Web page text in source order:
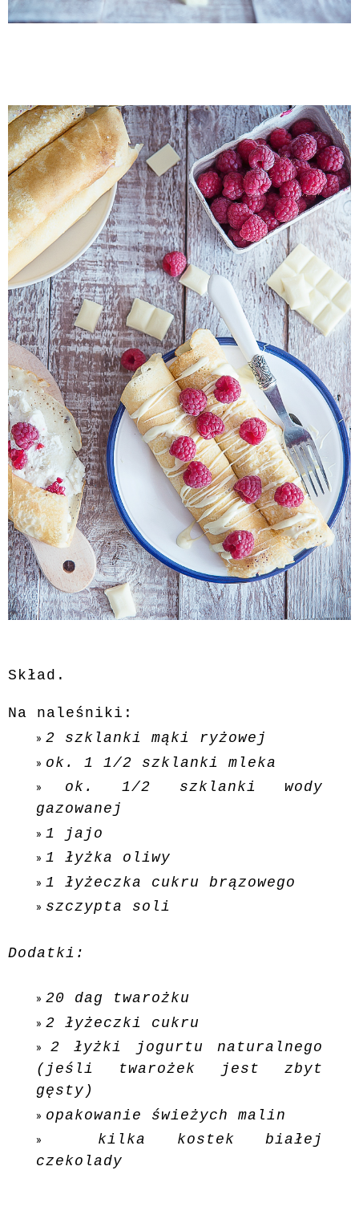
Skład.
Na naleśniki:
2 szklanki mąki ryżowej
ok. 1 1/2 szklanki mleka
ok. 1/2 szklanki wody
gazowanej
1 jajo
1 łyżka oliwy
1 łyżeczka cukru brązowego
szczypta soli
Dodatki:
20 dag twarożku
2 łyżeczki cukru
2 łyżki jogurtu naturalnego
(jeśli twarożek jest zbyt
gęsty)
opakowanie świeżych malin
kilka kostek białej
czekolady